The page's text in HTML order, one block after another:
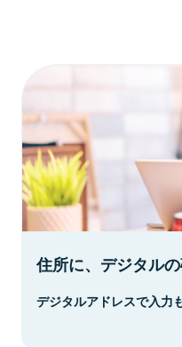
住所に、デジタルの
デジタルアドレスで入力